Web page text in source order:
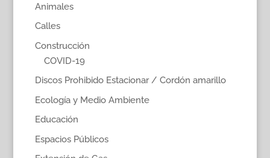
Animales
Calles
Construcción
COVID-19
Discos Prohibido Estacionar / Cordón amarillo
Ecología y Medio Ambiente
Educación
Espacios Públicos